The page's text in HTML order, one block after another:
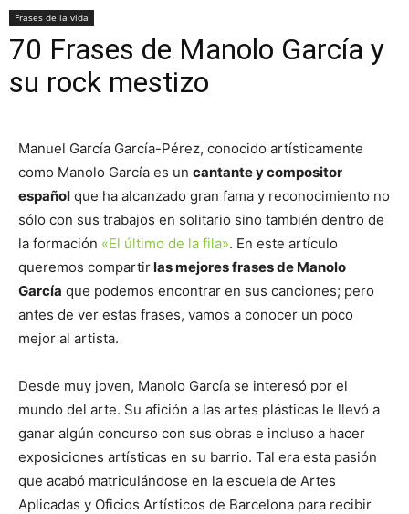
Frases de la vida
70 Frases de Manolo García y
su rock mestizo
Manuel García García-Pérez, conocido artísticamente
como Manolo García es un cantante y compositor
español que ha alcanzado gran fama y reconocimiento no
sólo con sus trabajos en solitario sino también dentro de
la formación «El último de la fila». En este artículo
queremos compartirlas mejores frases de Manolo
García que podemos encontrar en sus canciones; pero
antes de ver estas frases, vamos a conocer un poco
mejor al artista.
Desde muy joven, Manolo García se interesó por el
mundo del arte. Su afición a las artes plásticas le llevó a
ganar algún concurso con sus obras e incluso a hacer
exposiciones artísticas en su barrio. Tal era esta pasión
que acabó matriculándose en la escuela de Artes
Aplicadas y Oficios Artísticos de Barcelona para recibir